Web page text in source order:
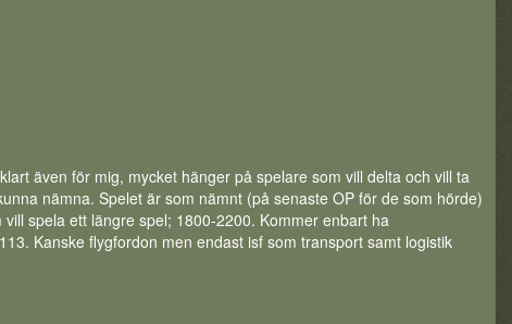
även för mig, mycket hänger på spelare som vill delta och vill ta
nämna. Spelet är som nämnt (på senaste OP för de som hörde)
spela ett längre spel; 1800-2200. Kommer enbart ha
Kanske flygfordon men endast isf som transport samt logistik